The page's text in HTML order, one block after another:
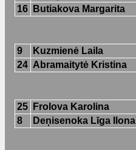
16
Butiakova Margarita
9 Kuzmienė Laila
24 Abramaitytė Kristina
25 Frolova Karolina
8
Deņisenoka Līga Ilona